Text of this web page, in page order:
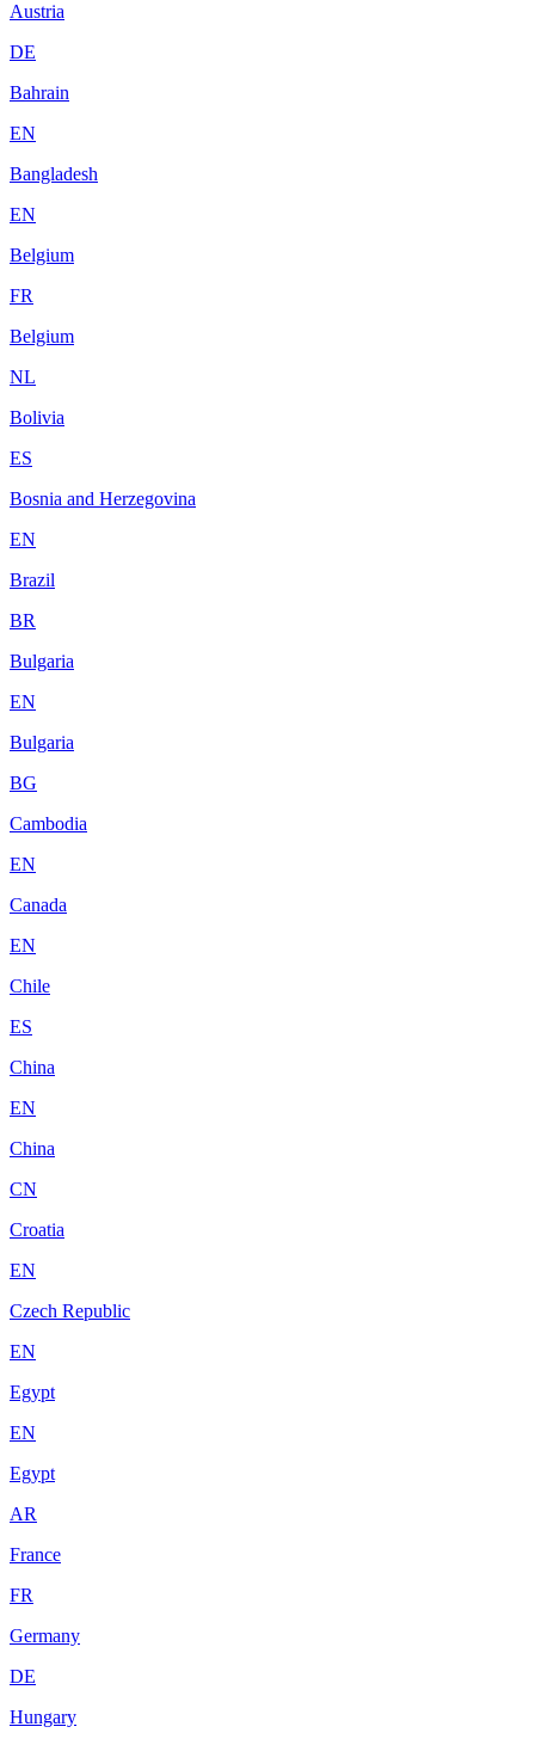
Austria
DE
Bahrain
EN
Bangladesh
EN
Belgium
FR
Belgium
NL
Bolivia
ES
Bosnia and Herzegovina
EN
Brazil
BR
Bulgaria
EN
Bulgaria
BG
Cambodia
EN
Canada
EN
Chile
ES
China
EN
China
CN
Croatia
EN
Czech Republic
EN
Egypt
EN
Egypt
AR
France
FR
Germany
DE
Hungary